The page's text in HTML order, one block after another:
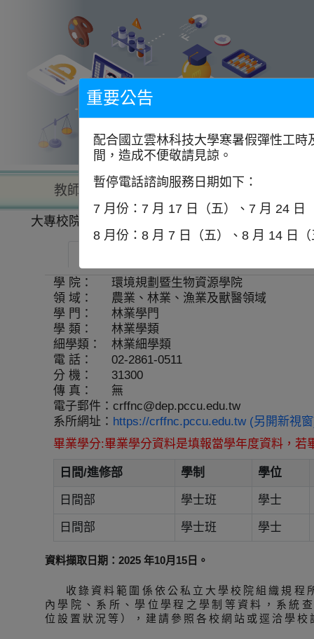
教師查詢 學校查詢
大專校院一覽表
學 院：
環境規劃暨生物資源學院
領 域：
農業、林業、漁業及獸醫領域
學 門：
林業學門
學 類：
林業學類
細學類：
林業細學類
電 話：
02-2861-0511
分 機：
31300
傳 真：
無
電子郵件： crffnc@dep.pccu.edu.tw
系所網址： https://crffnc.pccu.edu.tw (另開新視
畢業學分:畢業學分資料是填報當學年度資料，
日間/進修部 學制 學位
日間部 學士班 學士
日間部 學士班 學士
資料擷取日期：2025 年10月15日。
收錄資料範圍係依公私立大學校院組織規
內學院、系所、學位學程之學制等資料，系統
位設置狀況等），建請參照各校網站或逕洽學校
重要公告
配合國立雲林科技大學寒暑假彈性工
間，造成不便敬請見諒。
暫停電話諮詢服務日期如下：
7 月份：7 月 17 日（五）、7 月 24 日
8 月份：8 月 7 日（五）、8 月 14 日（